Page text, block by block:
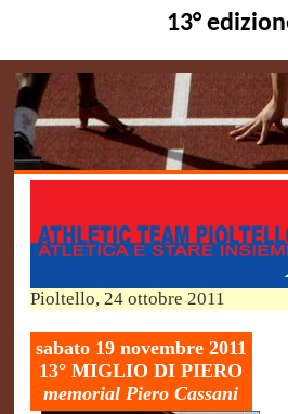
13°
Pioltello, 24 ottobre 2011
sabato 19 novembre 2011
13° MIGLIO DI PIERO
memorial Piero Cassani